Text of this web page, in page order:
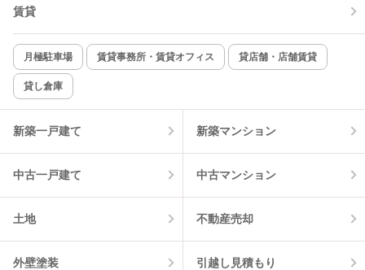
新着のみ インターネット無料
該当件数:
15
賃貸
月極駐車場 賃貸事務所・賃貸オフィス 貸店舗・店舗賃貸
貸し倉庫
新築一戸建て 新築マンション
中古一戸建て 中古マンション
土地 不動産売却
外壁塗装 引越し見積もり